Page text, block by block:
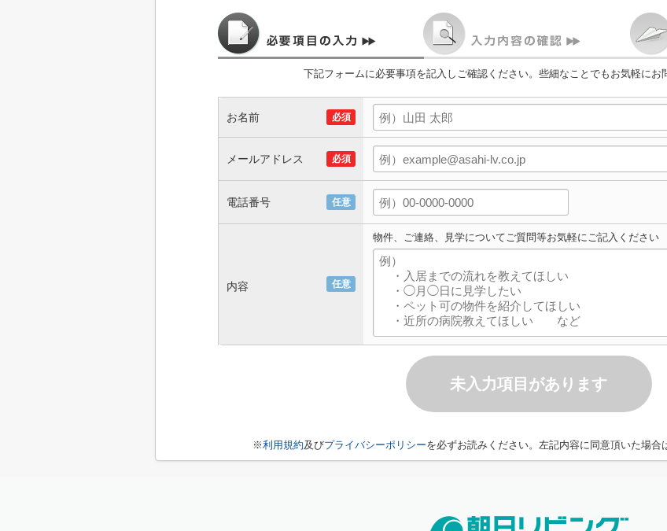
下記フォームに必要事項を記入しご確認ください。些細なことでもお気軽にお
お名前 必須
メールアドレス 必須
電話番号 任意
内容 任意
物件、ご連絡、見学についてご質問等お気軽にご記入ください
未入力項目があります
※利用規約及びプライバシーポリシーを必ずお読みください。左記内容に同意頂いた場合